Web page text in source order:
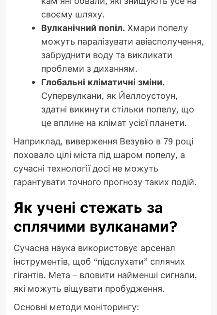
своєму шляху.
Вулканічний попіл. Хмари попелу
можуть паралізувати авіасполучення,
забруднити воду та викликати
проблеми з диханням.
Глобальні кліматичні зміни.
Супервулкани, як Йеллоустоун,
здатні викинути стільки попелу, що
це вплине на клімат усієї планети.
Наприклад, виверження Везувію в 79 році
поховало цілі міста під шаром попелу, а
сучасні технології досі не можуть
гарантувати точного прогнозу таких подій.
Як учені стежать за
сплячими вулканами?
Сучасна наука використовує арсенал
інструментів, щоб “підслухати” сплячих
гігантів. Мета – вловити найменші сигнали,
які можуть віщувати пробудження.
Основні методи моніторингу: